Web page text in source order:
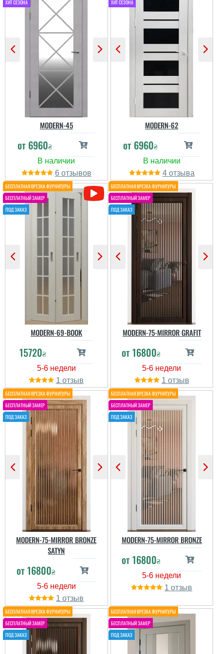
зафіксоване, за час
користування жодної
тріщини, хоча в нас
активна дитина й часто
грюкають
дверима.Відбитки
пальців звичайно
залишаються, але
протирається за 30 с...
Задоволена. Головний
простору в маленькій
прихожій. Раніше було
дзеркало додає світла й
візуально розширює
коридор майже вдвічі....
Саша
Добротное полотно,
вроде неплохого
фурнитура, начало
Возможно, не совсем
качественная установка.
Но позже все само
собою как-то
Гарна міжкімнатка.
Трохи кусає ціна.
Ми замовляли в кольорі
"графіт " то все дуже
сподобалося. Колір
відповідає і в дійсності.
Задоволені. Також хочу
відмітити гарну якість
фурнітури. ...
ми ще не чекали.
Реально, затягнули
замовлення
MODERN-45
от 6960₴
6
MODERN-62
от 6960₴
4
MODERN-69-BOOK
15720₴
1
MODERN-75-MIRROR GRAFIT
от16800₴
1
MODERN-75-MIRROR BRONZE
SATYN
от16800₴
1
MODERN-75-MIRROR BRONZE
от16800₴
1